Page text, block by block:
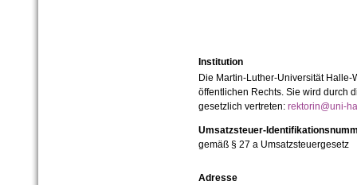
Institution
Die Martin-Luther-Universität
öffentlichen Rechts. Sie wird durch
gesetzlich vertreten: rektorin@uni-
Umsatzsteuer-
gemäß § 27 a Umsatzsteuergesetz
Adresse